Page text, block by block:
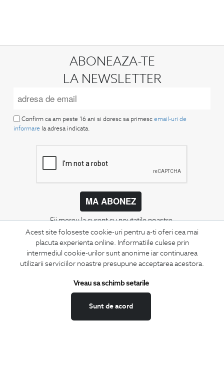
Acest site foloseste cookie-uri pentru a-ti oferi cea mai
placuta experienta online. Informatiile culese prin
intermediul cookie-urilor sunt anonime iar continuarea
utilizarii serviciilor noastre presupune acceptarea acestora.
Sunt de acord
Vreau sa schimb setarile
ABONEAZA-TE
LA NEWSLETTER
Confirm ca am peste 16 ani si doresc sa primesc email-uri de
informare la adresa indicata.
MA ABONEZ
Fii mereu la curent cu noutatile noastre,
oferte speciale si trenduri in moda masculina.
CONCIERGE
Termeni si conditii
Schimburi si retur
Securitatea datelor
Feedback site
ANPC